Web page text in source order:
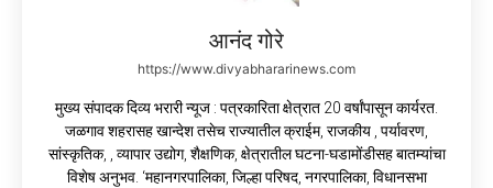
आनंद गोरे
https://www.divyabhararinews.com
मुख्य संपादक दिव्य भरारी न्यूज : पत्रकारिता क्षेत्रात 20 वर्षांपासून कार्यरत.
जळगाव शहरासह खान्देश तसेच राज्यातील क्राईम, राजकीय , पर्यावरण,
सांस्कृतिक, , व्यापार उद्योग, शैक्षणिक, क्षेत्रातील घटना-घडामोंडीसह बातम्यांचा
विशेष अनुभव. ‘महानगरपालिका, जिल्हा परिषद, नगरपालिका, विधानसभा